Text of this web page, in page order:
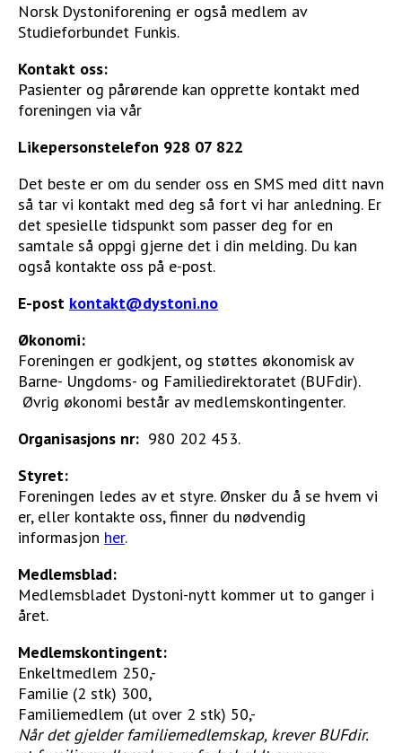
Norsk Dystoniforening er også medlem av
Studieforbundet Funkis.
Kontakt oss:
Pasienter og pårørende kan opprette kontakt med
foreningen via vår
Likepersonstelefon 928 07 822
Det beste er om du sender oss en SMS med ditt navn
så tar vi kontakt med deg så fort vi har anledning. Er
det spesielle tidspunkt som passer deg for en
samtale så oppgi gjerne det i din melding. Du kan
også kontakte oss på e-post.
E-post kontakt@dystoni.no
Økonomi:
Foreningen er godkjent, og støttes økonomisk av
Barne- Ungdoms- og Familiedirektoratet (BUFdir).
Øvrig økonomi består av medlemskontingenter.
Organisasjons nr: 980 202 453.
Styret:
Foreningen ledes av et styre. Ønsker du å se hvem vi
er, eller kontakte oss, finner du nødvendig
informasjon her.
Medlemsblad:
Medlemsbladet Dystoni-nytt kommer ut to ganger i
året.
Medlemskontingent:
Enkeltmedlem 250,-
Familie (2 stk) 300,
Familiemedlem (ut over 2 stk) 50,-
Når det gjelder familiemedlemskap, krever BUFdir.